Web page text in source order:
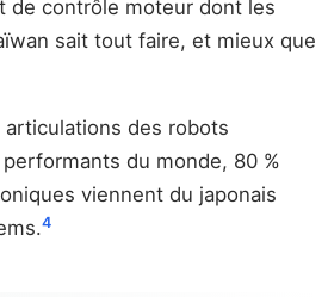
de contrôle moteur dont les
sait tout faire, et mieux que
des robots
du monde, 80 %
viennent du japonais
4